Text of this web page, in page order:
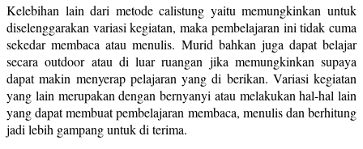
Kelebihan lain dari metode calistung yaitu memungkinkan untuk
diselenggarakan variasi kegiatan, maka pembelajaran ini tidak cuma
sekedar membaca atau menulis. Murid bahkan juga dapat belajar
secara outdoor atau di luar ruangan jika memungkinkan supaya
dapat makin menyerap pelajaran yang di berikan. Variasi kegiatan
yang lain merupakan dengan bernyanyi atau melakukan hal-hal lain
yang dapat membuat pembelajaran membaca, menulis dan berhitung
jadi lebih gampang untuk di terima.